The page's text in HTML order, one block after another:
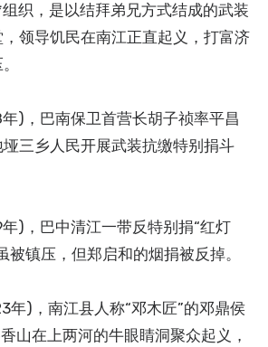
织，是以结拜弟兄方式结成的武装
领导饥民在南江正直起义，打富济
)，巴南保卫首营长胡子祯率平昌
三乡人民开展武装抗缴特别捐斗
)，巴中清江一带反特别捐“红灯
被镇压，但郑启和的烟捐被反掉。
年)，南江县人称“邓木匠”的邓鼎侯
山在上两河的牛眼睛洞聚众起义，